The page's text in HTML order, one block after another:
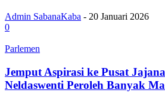
Admin SabanaKaba - 20 Januari 2026
0
Parlemen
Jemput Aspirasi ke Pusat
Neldaswenti Peroleh Banyak